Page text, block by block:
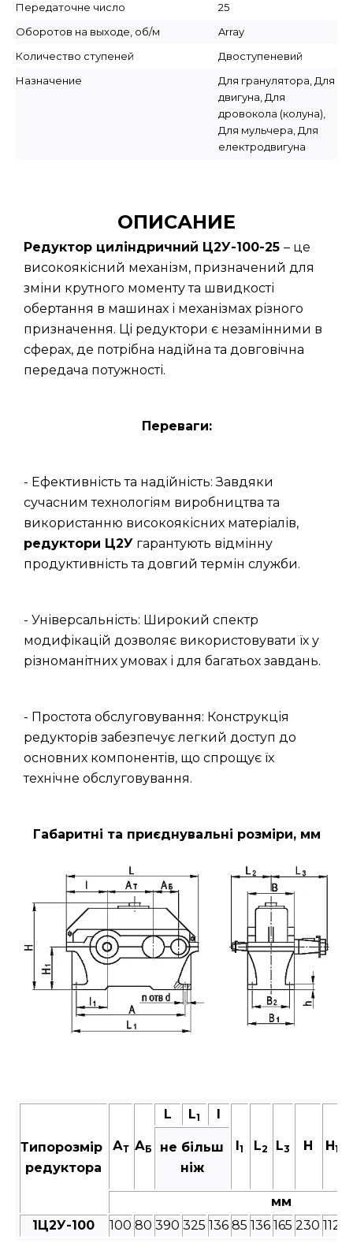
Передаточне число
25
Оборотов на выходе, об/м
Array
Количество ступеней
Двоступеневий
Назначение
Для гранулятора, Для
двигуна, Для
дровокола (колуна),
Для мульчера, Для
електродвигуна
ОПИСАНИЕ
Редуктор циліндричний Ц2У-100-25 – це
високоякісний механізм, призначений для
зміни крутного моменту та швидкості
обертання в машинах і механізмах різного
призначення. Ці редуктори є незамінними в
сферах, де потрібна надійна та довговічна
передача потужності.
Переваги:
- Ефективність та надійність: Завдяки
сучасним технологіям виробництва та
використанню високоякісних матеріалів,
редуктори Ц2У гарантують відмінну
продуктивність та довгий термін служби.
- Універсальність: Широкий спектр
модифікацій дозволяє використовувати їх у
різноманітних умовах і для багатьох завдань.
- Простота обслуговування: Конструкція
редукторів забезпечує легкий доступ до
основних компонентів, що спрощує їх
технічне обслуговування.
Габаритні та приєднувальні розміри, мм
Типорозмір
редуктора
АТ АБ
L L1 I
I1 L2 L3 Н H1
не більш
ніж
мм
1Ц2У-100
100 80 390 325 136 85 136 165 230 112